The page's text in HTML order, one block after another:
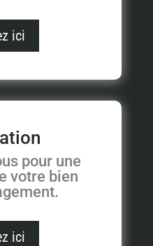
ici
pour une
votre bien
ici